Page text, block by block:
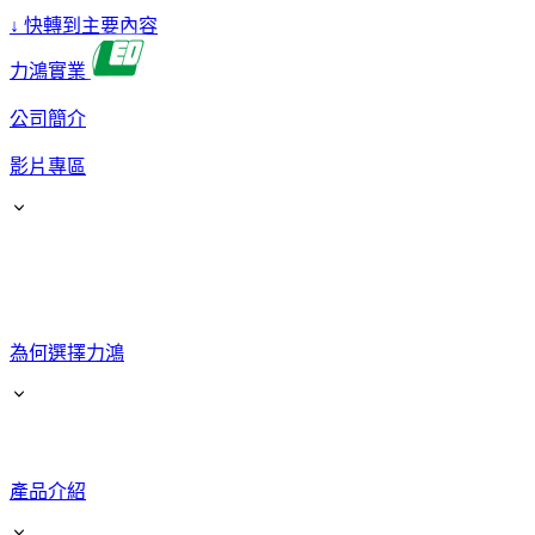
↓ 快轉到主要內容
力鴻實業
公司簡介
影片專區
為何選擇力鴻
產品介紹